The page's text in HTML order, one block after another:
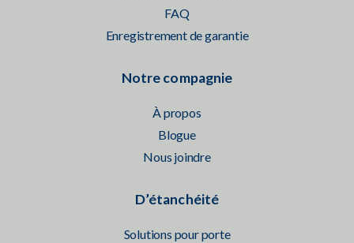
FAQ
Enregistrement de garantie
Notre compagnie
À propos
Blogue
Nous joindre
D’étanchéité
Solutions pour porte